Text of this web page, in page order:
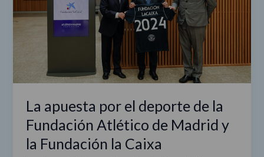
La apuesta por el deporte de la
Fundación Atlético de Madrid y
la Fundación la Caixa
de
la
la